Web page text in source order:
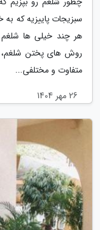
سبزیجات پاییزیه که
هر چند خیلی ها
روش های پختن شلغم،
متفاوت و مختلفی...
26 مهر 1404